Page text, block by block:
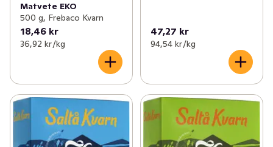
Matvete EKO
500 g, Frebaco Kvarn
18,46 kr
36,92 kr /kg
47,27 kr
94,54 kr /kg